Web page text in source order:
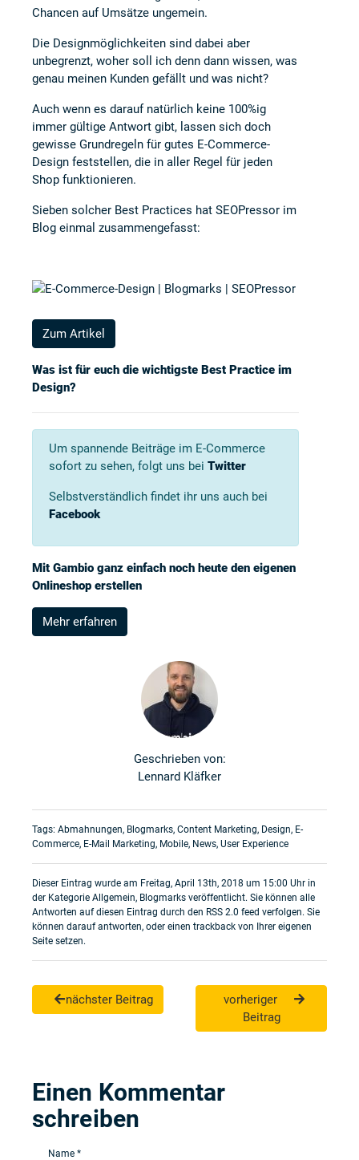
Chancen auf Umsätze ungemein.
Die Designmöglichkeiten sind dabei aber
unbegrenzt, woher soll ich denn dann wissen, was
genau meinen Kunden gefällt und was nicht?
Auch wenn es darauf natürlich keine 100%ig
immer gültige Antwort gibt, lassen sich doch
gewisse Grundregeln für gutes E-Commerce-
Design feststellen, die in aller Regel für jeden
Shop funktionieren.
Sieben solcher Best Practices hat SEOPressor im
Blog einmal zusammengefasst:
Zum Artikel
Was ist für euch die wichtigste Best Practice im
Design?
Um spannende Beiträge im E-Commerce
sofort zu sehen, folgt uns bei Twitter
Selbstverständlich findet ihr uns auch bei
Facebook
Mit Gambio ganz einfach noch heute den eigenen
Onlineshop erstellen
Mehr erfahren
Geschrieben von:
Lennard Kläfker
Tags: Abmahnungen, Blogmarks, Content Marketing, Design, E-
Commerce, E-Mail Marketing, Mobile, News, User Experience
Dieser Eintrag wurde am Freitag, April 13th, 2018 um 15:00 Uhr in
der Kategorie Allgemein, Blogmarks veröffentlicht. Sie können alle
Antworten auf diesen Eintrag durch den RSS 2.0 feed verfolgen. Sie
können daraufantworten, oder einen trackback von Ihrer eigenen
Seite setzen.
nächster Beitrag
vorheriger
Beitrag
Einen Kommentar
schreiben
Name *